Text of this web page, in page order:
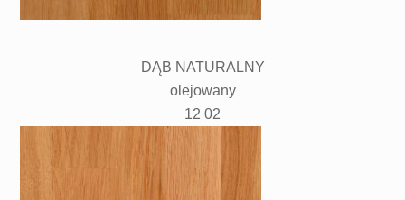
DĄB NATURALNY
olejowany
12 02